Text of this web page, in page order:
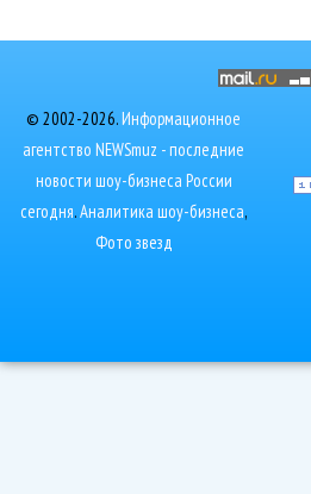
© 2002-2026.Информационное
агентство NEWSmuz - последние
новости шоу-бизнеса России
сегодня.Аналитика шоу-бизнеса,
Фото звезд